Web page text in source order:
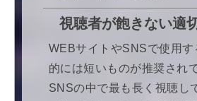
視聴者が飽きない適
WEBサイトやSNSで使用す
的には短いものが推奨され
SNSの中で最も長く視聴し